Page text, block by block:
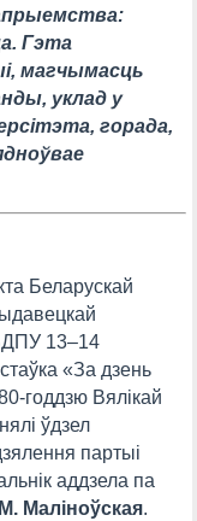
Гэта
магчымасць
уклад у
горада,
Беларускай
13–14
«За дзень
годдзю Вялікай
ўдзел
партыі
аддзела па
Маліноўская.